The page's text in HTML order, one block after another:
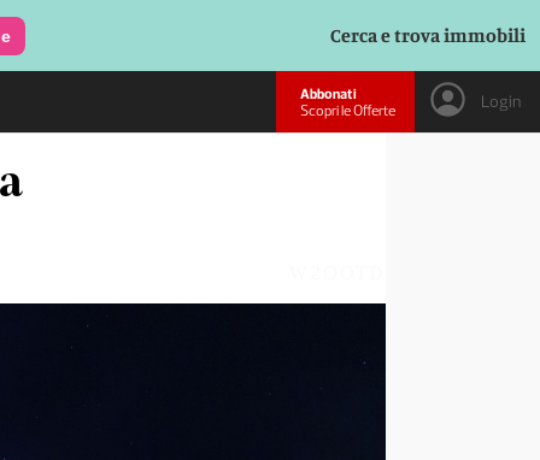
Cerca e trova immobili
Abbonati
Scopri le Offerte
Login